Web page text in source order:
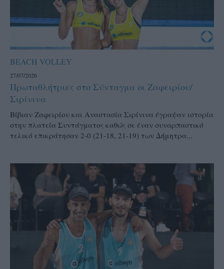
BEACH VOLLEY
27/07/2026
Πρωταθλήτριες στο Σύνταγμα οι Ζαφειρίου/
Σιρίνινα
Βίβιαν Ζαφειρίου και Αναστασία Σιρίνινα έγραψαν ιστορία
στην πλατεία Συντάγματος καθώς σε έναν συναρπαστικό
τελικό επικράτησαν 2-0 (21-18, 21-19) των Δήμητρα...